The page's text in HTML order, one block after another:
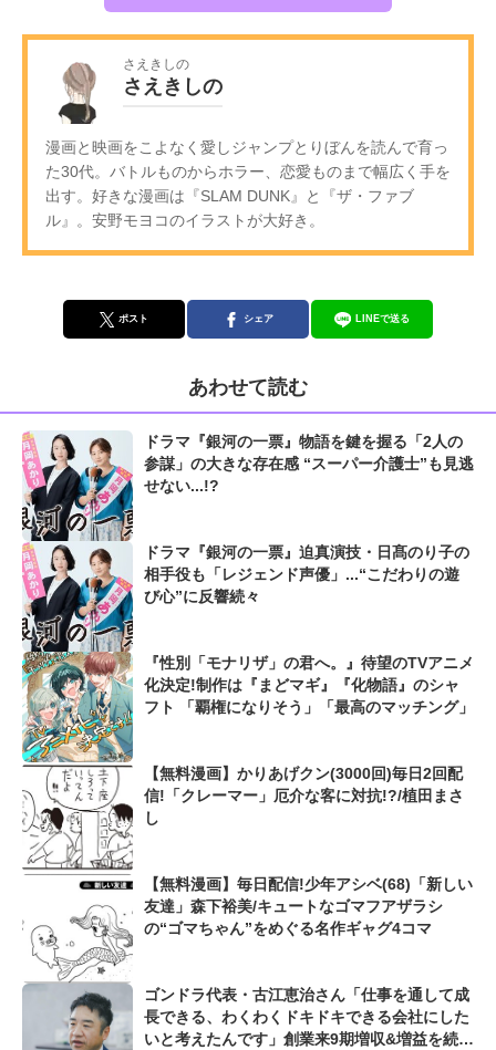
さえきしの
さえきしの
漫画と映画をこよなく愛しジャンプとりぼんを読んで育っ
た30代。バトルものからホラー、恋愛ものまで幅広く手を
出す。好きな漫画は『SLAM DUNK』と『ザ・ファブ
ル』。安野モヨコのイラストが大好き。
ポスト シェア LINEで送る
あわせて読む
ドラマ『銀河の一票』物語を鍵を握る「2人の
参謀」の大きな存在感 “スーパー介護士”も見逃
せない...!?
ドラマ『銀河の一票』迫真演技・日髙のり子の
相手役も「レジェンド声優」...“こだわりの遊
び心”に反響続々
『性別「モナリザ」の君へ。』待望のTVアニメ
化決定!制作は『まどマギ』『化物語』のシャ
フト 「覇権になりそう」「最高のマッチング」
【無料漫画】かりあげクン(3000回)毎日2回配
信!「クレーマー」厄介な客に対抗!?/植田まさ
し
【無料漫画】毎日配信!少年アシベ(68)「新しい
友達」森下裕美/キュートなゴマフアザラシ
の“ゴマちゃん”をめぐる名作ギャグ4コマ
ゴンドラ代表・古江恵治さん「仕事を通して成
長できる、わくわくドキドキできる会社にした
いと考えたんです」創業来9期増収&増益を続け